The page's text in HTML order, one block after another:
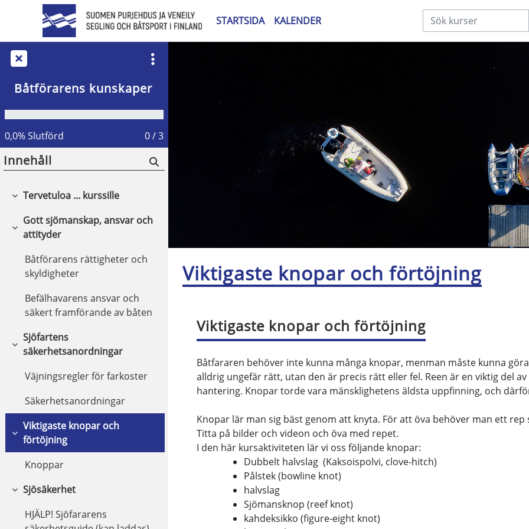
Gå direkt till huvudinnehåll
STARTSIDA
KALENDER
Viktigaste knopar och förtöjning
Viktigaste knopar och förtöjning
Båtfararen behöver inte kunna många knopar, menman måste kunna
alldrig ungefär rätt, utan den är precis rätt eller fel. Reen är en viktig del
hantering. Knopar torde vara mänsklighetens äldsta uppfinning, och
Knopar lär man sig bäst genom att knyta. För att öva behöver man ett
Titta på bilder och videon och öva med repet.
I den här kursaktiviteten lär vi oss följande knopar:
Dubbelt halvslag (Kaksoispolvi, clove-hitch)
Pålstek (bowline knot)
halvslag
Sjömansknop (reef knot)
kahdeksikko (figure-eight knot)
Båtförarens kunskaper
0,0% Slutförd 0 / 3
Innehåll
Fäll ihop
Tervetuloa ... kurssille
Fäll ihop
Gott sjömanskap, ansvar och
attityder
Båtförarens rättigheter och
skyldigheter
Befälhavarens ansvar och
säkert framförande av båten
Fäll ihop
Sjöfartens
säkerhetsanordningar
Väjningsregler för farkoster
Säkerhetsanordningar
Fäll ihop
Viktigaste knopar och
förtöjning
Knoppar
Fäll ihop
Sjösäkerhet
HJÄLP! Sjöfararens